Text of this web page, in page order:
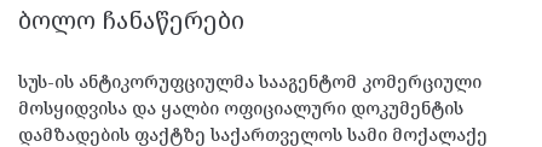
ᲑᲝᲚᲝ ᲩᲐᲜᲐᲬᲔᲠᲔᲑᲘ
სუს-ის ანტიკორუფციულმა სააგენტომ კომერციული
მოსყიდვისა და ყალბი ოფიციალური დოკუმენტის
დამზადების ფაქტზე საქართველოს სამი მოქალაქე